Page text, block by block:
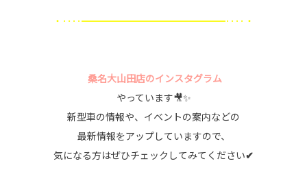
・････━━━━━━━━━━━━━━━････・
桑名大山田店のインスタグラム
やっています🎥✨
新型車の情報や、イベントの案内などの
最新情報をアップしていますので、
気になる方はぜひチェックしてみてください✔